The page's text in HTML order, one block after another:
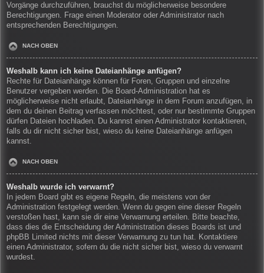
Vorgänge durchzuführen, brauchst du möglicherweise besondere
Berechtigungen. Frage einen Moderator oder Administrator nach
entsprechenden Berechtigungen.
NACH OBEN
Weshalb kann ich keine Dateianhänge anfügen?
Rechte für Dateianhänge können für Foren, Gruppen und einzelne
Benutzer vergeben werden. Die Board-Administration hat es
möglicherweise nicht erlaubt, Dateianhänge in dem Forum anzufügen, in
dem du deinen Beitrag verfassen möchtest, oder nur bestimmte Gruppen
dürfen Dateien hochladen. Du kannst einen Administrator kontaktieren,
falls du dir nicht sicher bist, wieso du keine Dateianhänge anfügen
kannst.
NACH OBEN
Weshalb wurde ich verwarnt?
In jedem Board gibt es eigene Regeln, die meistens von der
Administration festgelegt werden. Wenn du gegen eine dieser Regeln
verstoßen hast, kann sie dir eine Verwarnung erteilen. Bitte beachte,
dass dies die Entscheidung der Administration dieses Boards ist und
phpBB Limited nichts mit dieser Verwarnung zu tun hat. Kontaktiere
einen Administrator, sofern du die nicht sicher bist, wieso du verwarnt
wurdest.